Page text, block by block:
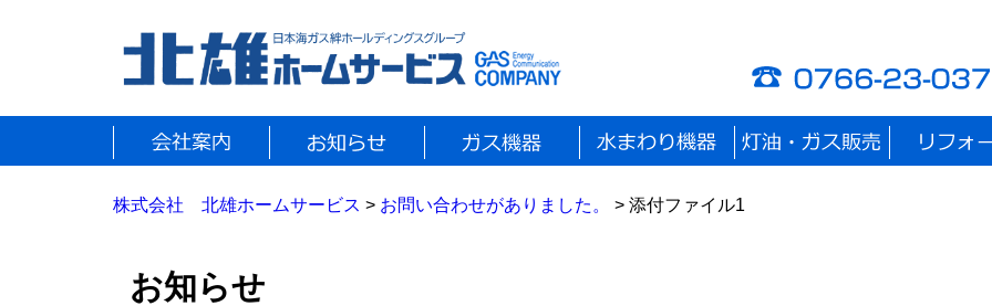
株式会社 北雄ホームサービス > お問い合わせがありました。 > 添付ファイル1
お知らせ